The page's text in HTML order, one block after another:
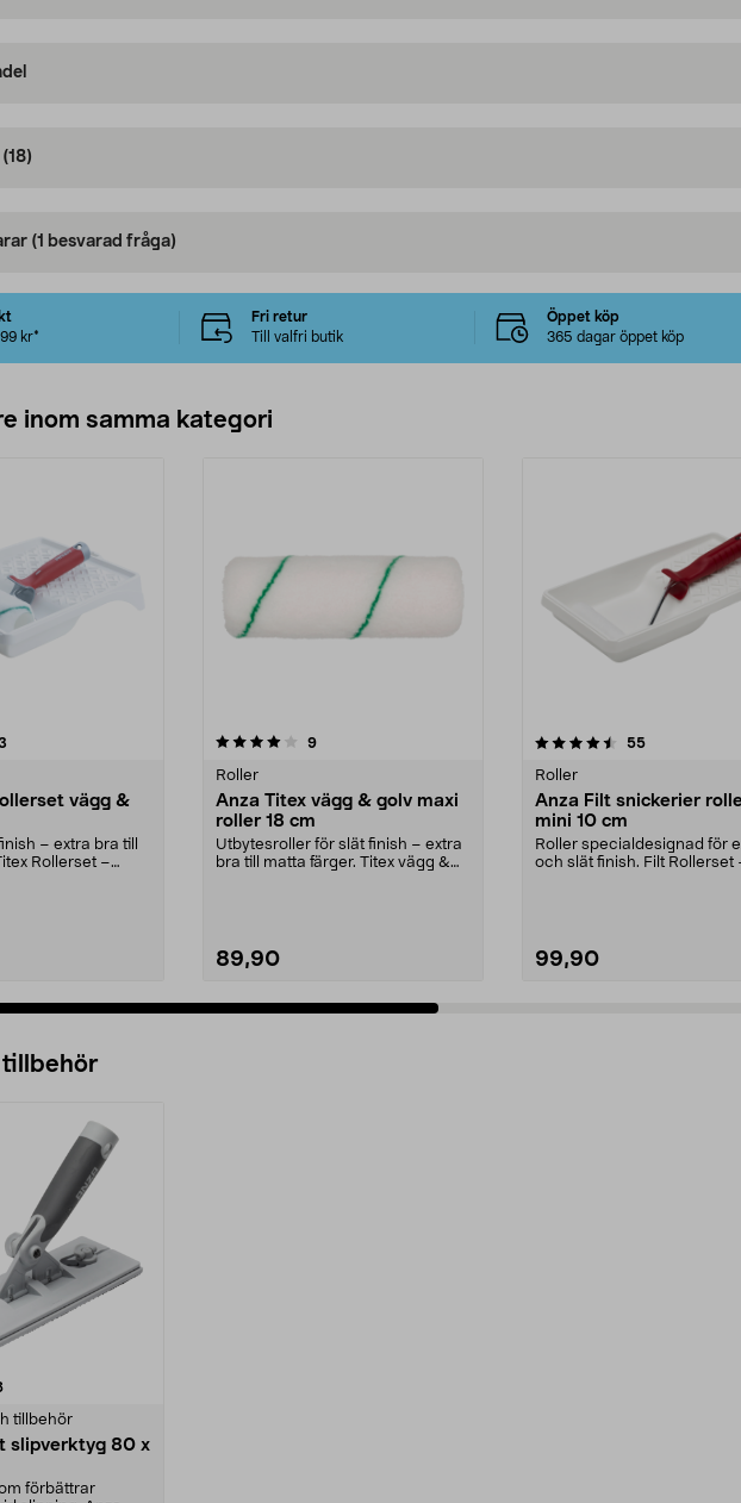
(18)
(1 besvarad fråga)
kr*
Fri retur
Till valfri butik
Öppet köp
365 dagar öppet köp
inom samma kategori
vägg &
– extra bra till
Rollerset –
5 stjärnor 9recensioner
Roller
Anza Titex vägg & golv maxi
roller 18 cm
Utbytesroller för slät finish – extra
bra till matta färger. Titex vägg &
89,90
4.5 av 5 stjärnor 55recensioner
Roller
Anza Filt snickerier
mini 10 cm
Roller specialdesignad för
och slät finish. Filt Rollerset
99,90
4.5 av 5 stjärnor
tillbehör
recensioner
tillbehör
slipverktyg 80 x
förbättrar